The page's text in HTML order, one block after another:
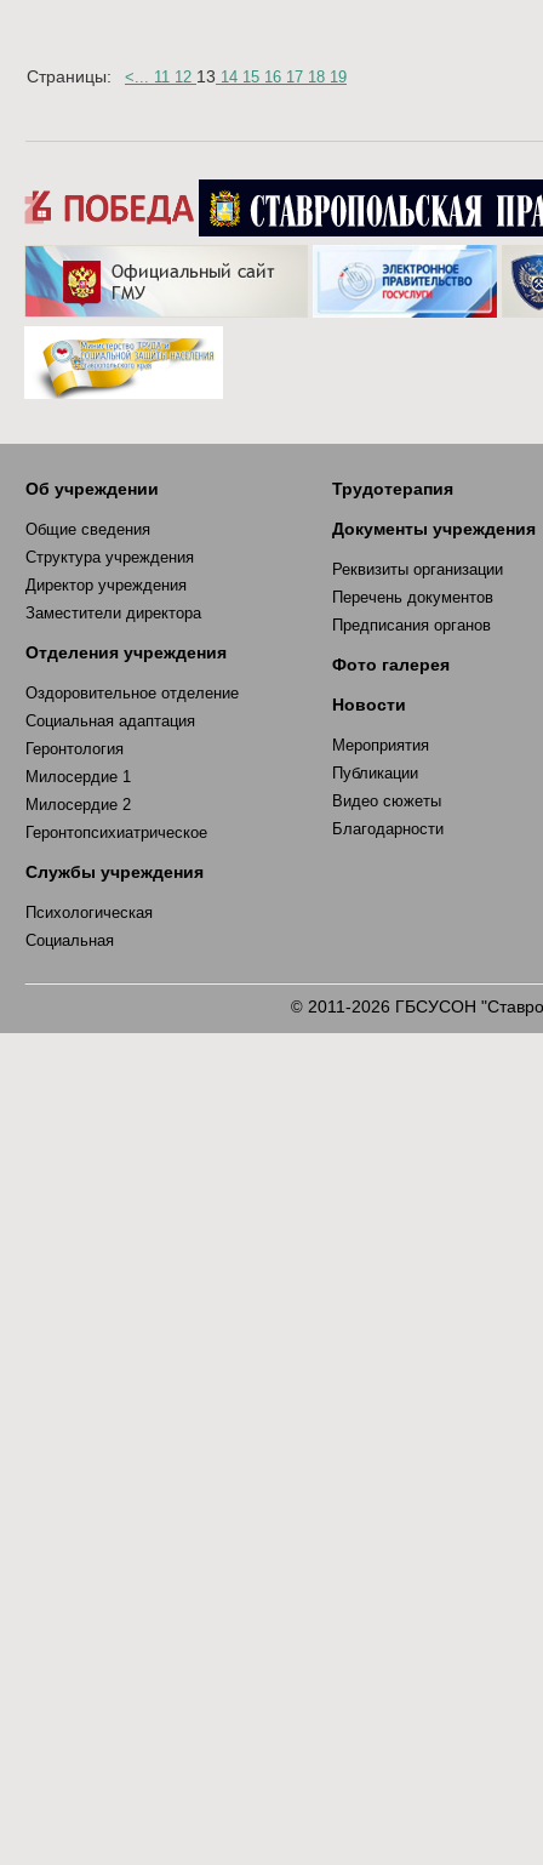
Страницы: <... 11 12 13 14 15 16 17 18 19
Об учреждении
Общие сведения
Структура учреждения
Директор учреждения
Заместители директора
Отделения учреждения
Оздоровительное отделение
Социальная адаптация
Геронтология
Милосердие 1
Милосердие 2
Геронтопсихиатрическое
Службы учреждения
Психологическая
Социальная
Трудотерапия
Документы учреждения
Реквизиты организации
Перечень документов
Предписания органов
Фото галерея
Новости
Мероприятия
Публикации
Видео сюжеты
Благодарности
©2011-2026 ГБСУСОН